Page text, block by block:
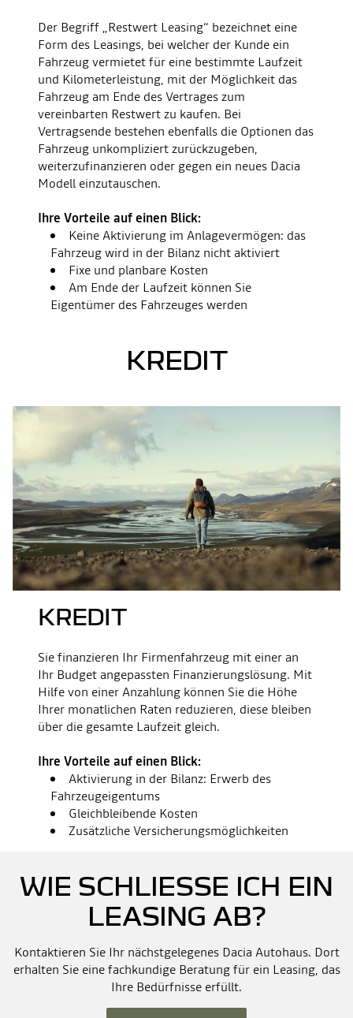
Der Begriff „Restwert Leasing“ bezeichnet eine
Form des Leasings, bei welcher der Kunde ein
Fahrzeug vermietet für eine bestimmte Laufzeit
und Kilometerleistung, mit der Möglichkeit das
Fahrzeug am Ende des Vertrages zum
vereinbarten Restwert zu kaufen. Bei
Vertragsende bestehen ebenfalls die Optionen das
Fahrzeug unkompliziert zurückzugeben,
weiterzufinanzieren oder gegen ein neues Dacia
Modell einzutauschen.
Ihre Vorteile auf einen Blick:
Keine Aktivierung im Anlagevermögen: das
Fahrzeug wird in der Bilanz nicht aktiviert
Fixe und planbare Kosten
Am Ende der Laufzeit können Sie
Eigentümer des Fahrzeuges werden
KREDIT
KREDIT
Sie finanzieren Ihr Firmenfahrzeug mit einer an
Ihr Budget angepassten Finanzierungslösung. Mit
Hilfe von einer Anzahlung können Sie die Höhe
Ihrer monatlichen Raten reduzieren, diese bleiben
über die gesamte Laufzeit gleich.
Ihre Vorteile auf einen Blick:
Aktivierung in der Bilanz: Erwerb des
Fahrzeugeigentums
Gleichbleibende Kosten
Zusätzliche Versicherungsmöglichkeiten
WIE SCHLIESSE ICH EIN L
EASING AB?
Kontaktieren Sie Ihr nächstgelegenes Dacia Autohaus. Dort
erhalten Sie eine fachkundige Beratung für ein Leasing, das
Ihre Bedürfnisse erfüllt.